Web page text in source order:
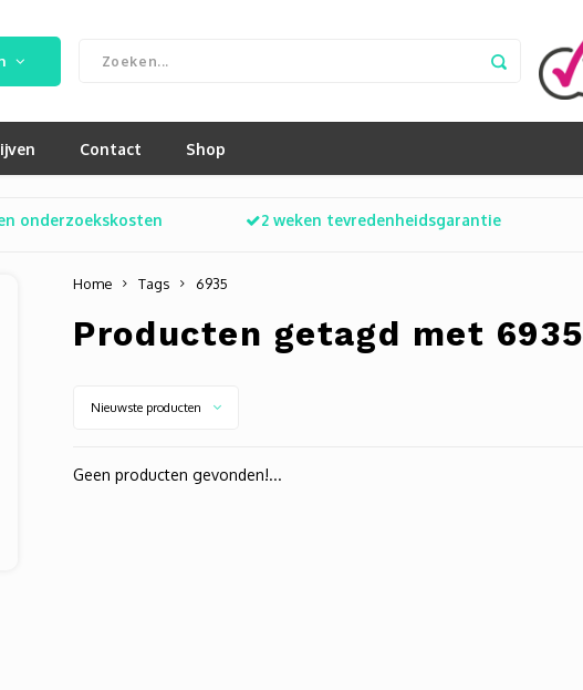
Contact Shop
onderzoekskosten 2 weken tevredenheidsgarantie
Home Tags 6935
Producten getagd met 6935
Nieuwste producten
Geen producten gevonden!...